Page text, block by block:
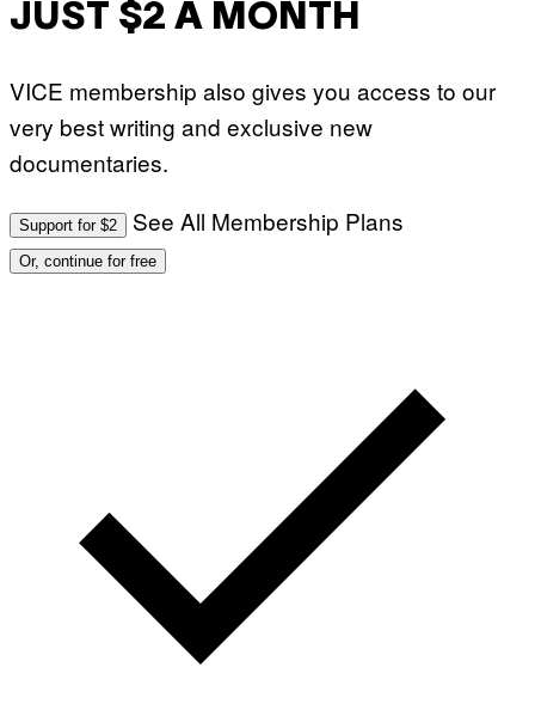
JUST $2 A MONTH
VICE membership also gives you access to our
very best writing and exclusive new
documentaries.
Support for $2 See All Membership Plans
Or, continue for free